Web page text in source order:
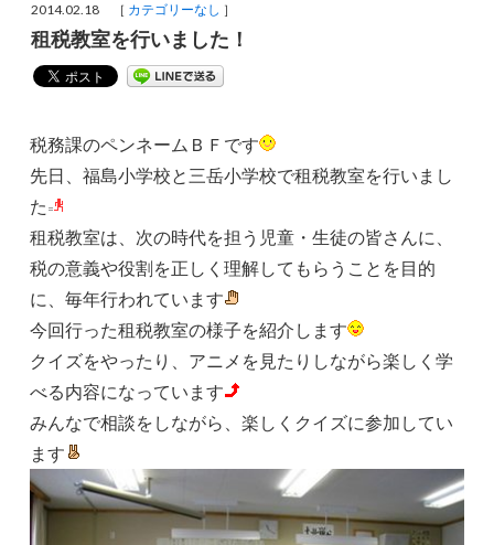
2014.02.18 ［ カテゴリーなし ］
租税教室を行いました！
税務課のペンネームＢＦです
先日、福島小学校と三岳小学校で租税教室を行いまし
た
租税教室は、次の時代を担う児童・生徒の皆さんに、
税の意義や役割を正しく理解してもらうことを目的
に、毎年行われています
今回行った租税教室の様子を紹介します
クイズをやったり、アニメを見たりしながら楽しく学
べる内容になっています
みんなで相談をしながら、楽しくクイズに参加してい
ます